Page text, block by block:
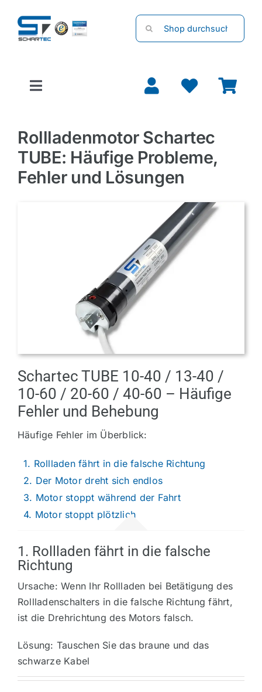
Inhalt
springen
Suche
nach:
Toggle
Torantriebe
Ersatzteile
Rollladenmotor Schartec
TUBE: Häufige Probleme,
Fehler und Lösungen
Schartec TUBE 10-40 / 13-40 /
10-60 / 20-60 / 40-60 – Häufige
Fehler und Behebung
Häufige Fehler im Überblick:
1. Rollladen fährt in die falsche Richtung
2. Der Motor dreht sich endlos
3. Motor stoppt während der Fahrt
4. Motor stoppt plötzlich
1. Rollladen fährt in die falsche
Richtung
Ursache: Wenn Ihr Rollladen bei Betätigung des
Rollladenschalters in die falsche Richtung fährt,
ist die Drehrichtung des Motors falsch.
Lösung: Tauschen Sie das braune und das
schwarze Kabel